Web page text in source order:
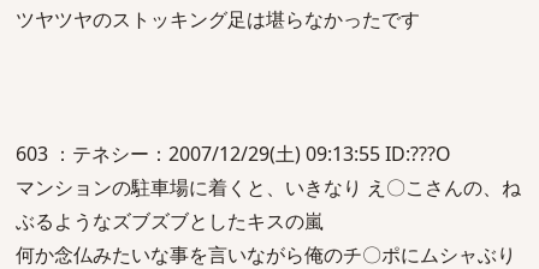
ツヤツヤのストッキング足は堪らなかったです
603 ：テネシー：2007/12/29(土) 09:13:55 ID:???O
マンションの駐車場に着くと、いきなり え〇こさんの、ね
ぶるようなズブズブとしたキスの嵐
何か念仏みたいな事を言いながら俺のチ〇ポにムシャぶり